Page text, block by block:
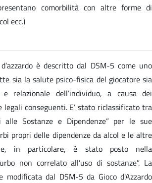
comorbilità con altre forme di
ecc.)
è descritto dal DSM-5 come uno
sia la salute psico-fisica del giocatore sia
relazionale dell’individuo, a causa dei
legali conseguenti. E’ stato riclassificato tra
alle Sostanze e Dipendenze” per le sue
propri delle dipendenze da alcol e le altre
e, in particolare, è stato posto nella
non correlato all’uso di sostanze”. La
modificata dal DSM-5 da Gioco d'Azzardo